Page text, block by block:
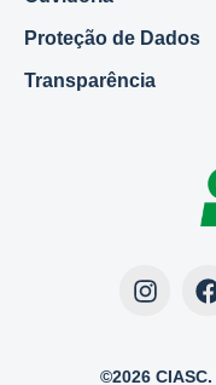
Proteção de Dados
Transparência
©2026 CIASC.